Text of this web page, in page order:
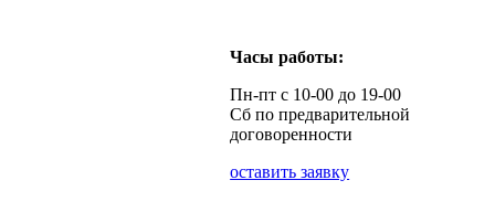
Часы работы:
Пн-пт с 10-00 до 19-00
Сб по предварительной
договоренности
оставить заявку